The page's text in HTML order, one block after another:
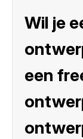
Wil je
een